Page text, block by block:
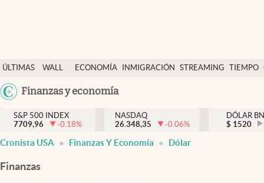
ÚLTIMAS
NOTICIAS
WALL
DÓLAR
ECONOMÍA INMIGRACIÓN STREAMING TIEMPO
México
Finanzas y economía
Finanzas y economía
Wall Street y dólar
Inmigración
S&P 500 INDEX
7709,96
-0.18%
NASDAQ
26.348,35
-0.06%
DÓLAR
$ 1520
Cronista USA Finanzas Y Economía Dólar
Finanzas